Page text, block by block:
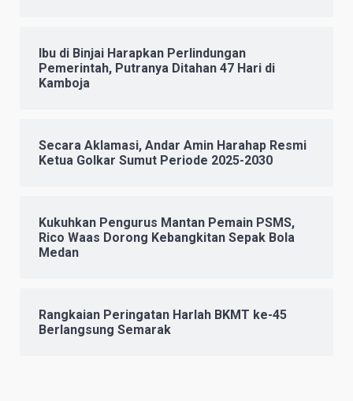
Ibu di Binjai Harapkan Perlindungan
Pemerintah, Putranya Ditahan 47 Hari di
Kamboja
Secara Aklamasi, Andar Amin Harahap Resmi
Ketua Golkar Sumut Periode 2025-2030
Kukuhkan Pengurus Mantan Pemain PSMS,
Rico Waas Dorong Kebangkitan Sepak Bola
Medan
Rangkaian Peringatan Harlah BKMT ke-45
Berlangsung Semarak